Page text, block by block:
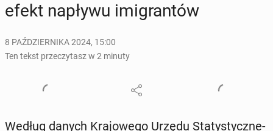
efekt napływu imi­gran­tów
8 PAŹDZIERNIKA 2024, 15:00
Ten tekst przeczytasz w 2 minuty
Według danych Kra­jo­we­go Urzędu Sta­ty­stycz­ne­